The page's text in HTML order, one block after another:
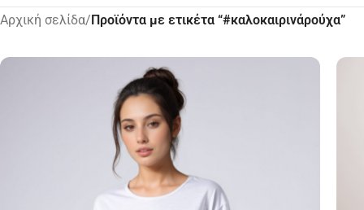
Αρχική σελίδα/Προϊόντα με ετικέτα “#καλοκαιρινάρούχα”